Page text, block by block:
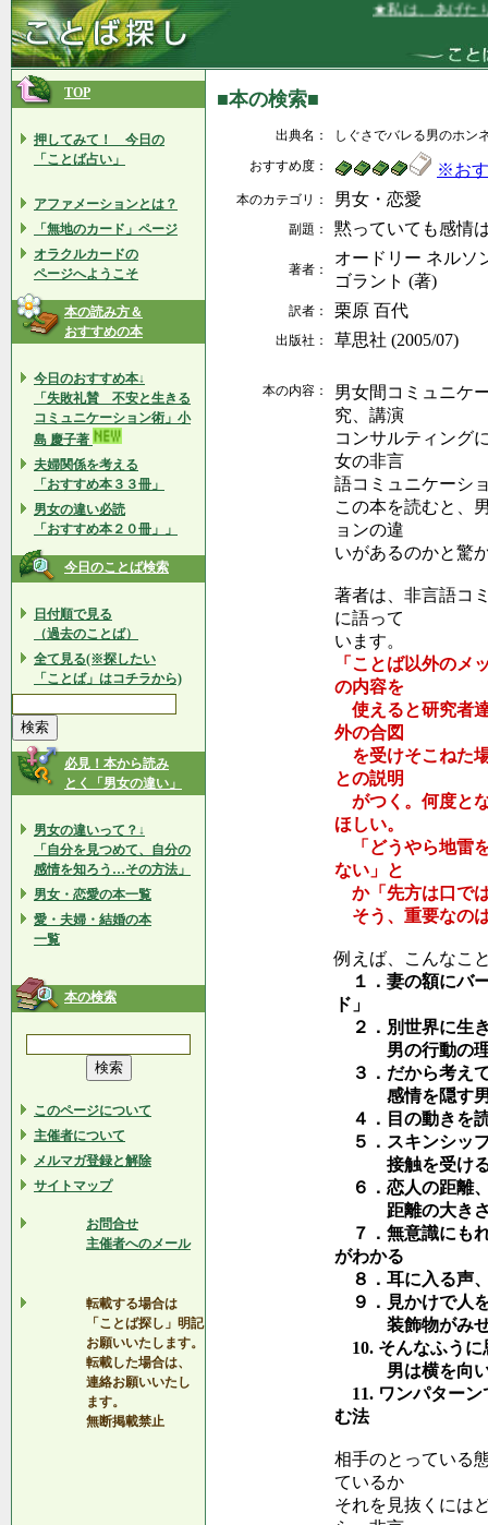
★私は、あげたり
TOP
押してみて！ 今日の
「ことば占い」
アファメーションとは？
「無地のカード」ページ
オラクルカードの
ページへようこそ
本の読み方＆
おすすめの本
今日のおすすめ本↓
「失敗礼賛 不安と生きる
コミュニケーション術」小
島 慶子著
夫婦関係を考える
「おすすめ本３３冊」
男女の違い必読
「おすすめ本２０冊」」
今日のことば検索
日付順で見る
（過去のことば）
全て見る(※探したい
「ことば」はコチラから)
必見！本から読み
とく「男女の違い」
男女の違いって？↓
「自分を見つめて、自分の
感情を知ろう…その方法」
男女・恋愛の本一覧
愛・夫婦・結婚の本
一覧
本の検索
このページについて
主催者について
メルマガ登録と解除
サイトマップ
お問合せ
主催者へのメール
転載する場合は
「ことば探し」明記
お願いいたします。
転載した場合は、
連絡お願いいたし
ます。
無断掲載禁止
■本の検索■
出典名：
しぐさでバレる男のホン
おすすめ度：
※お
本のカテゴリ： 男女・恋愛
副題： 黙っていても感情
著者：
オードリー ネルソ
ゴラント (著)
訳者： 栗原 百代
出版社： 草思社 (2005/07)
本の内容：
男女間コミュニケ
究、講演
コンサルティング
女の非言
語コミュニケーシ
この本を読むと、
ョンの違
いがあるのかと驚
著者は、非言語コ
に語って
います。
「ことば以外のメ
の内容を
使えると研究者
外の合図
を受けそこねた
との説明
がつく。何度と
ほしい。
「どうやら地雷
ない」と
か「先方は口で
そう、重要なの
例えば、こんなこ
１．妻の額にバ
ド」
２．別世界に生
男の行動の理
３．だから考え
感情を隠す男
４．目の動きを
５．スキンシッ
接触を受ける
６．恋人の距離
距離の大きさ
７．無意識にも
がわかる
８．耳に入る声
９．見かけで人
装飾物がみせか
10. そんなふうに
男は横を向いて
11. ワンパターン
む法
相手のとっている
ているか
それを見抜くには